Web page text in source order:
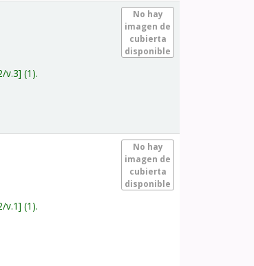
No hay
imagen de
cubierta
disponible
v.3 (1).
No hay
imagen de
cubierta
disponible
v.1 (1).